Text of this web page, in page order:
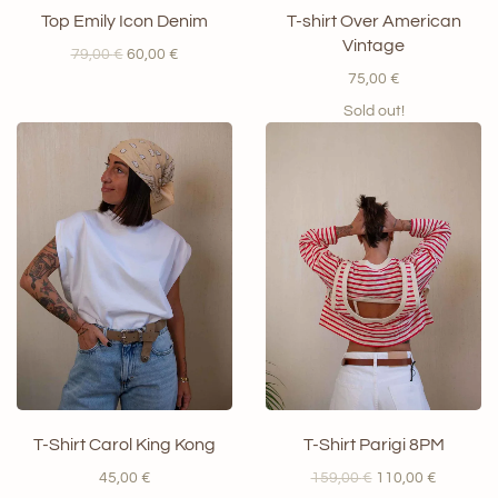
Top Emily Icon Denim
79,00€ Il
79,00 €.
60,00 €Il
T-shirt Over American
Vintage
75,00 €
Sold out!
T-Shirt Carol King Kong
45,00 €
T-Shirt Parigi 8PM
159,00€ Il110,00 €Il